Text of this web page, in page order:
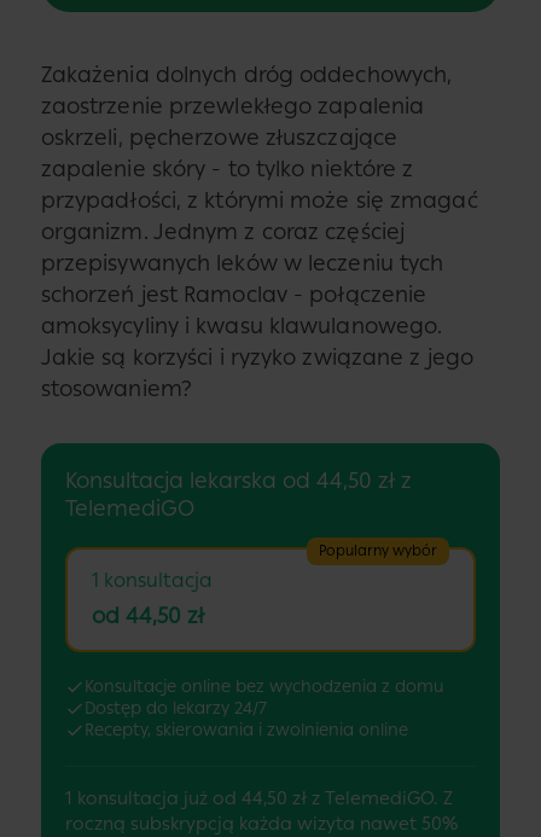
Zakażenia dolnych dróg oddechowych,
zaostrzenie przewlekłego zapalenia
oskrzeli, pęcherzowe złuszczające
zapalenie skóry - to tylko niektóre z
przypadłości, z którymi może się zmagać
organizm. Jednym z coraz częściej
przepisywanych leków w leczeniu tych
schorzeń jest Ramoclav - połączenie
amoksycyliny i kwasu klawulanowego.
Jakie są korzyści i ryzyko związane z jego
stosowaniem?
Konsultacja lekarska od 44,50 zł z
TelemediGO
Popularny wybór
1 konsultacja
od 44,50 zł
Konsultacje online bez wychodzenia z domu
Dostęp do lekarzy 24/7
Recepty, skierowania i zwolnienia online
1 konsultacja już od 44,50 zł z TelemediGO. Z
roczną subskrypcją każda wizyta nawet 50%